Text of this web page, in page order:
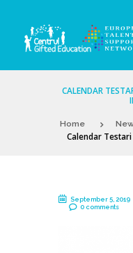
CALENDAR
Home
Calendar
September 5, 2019
0 comments